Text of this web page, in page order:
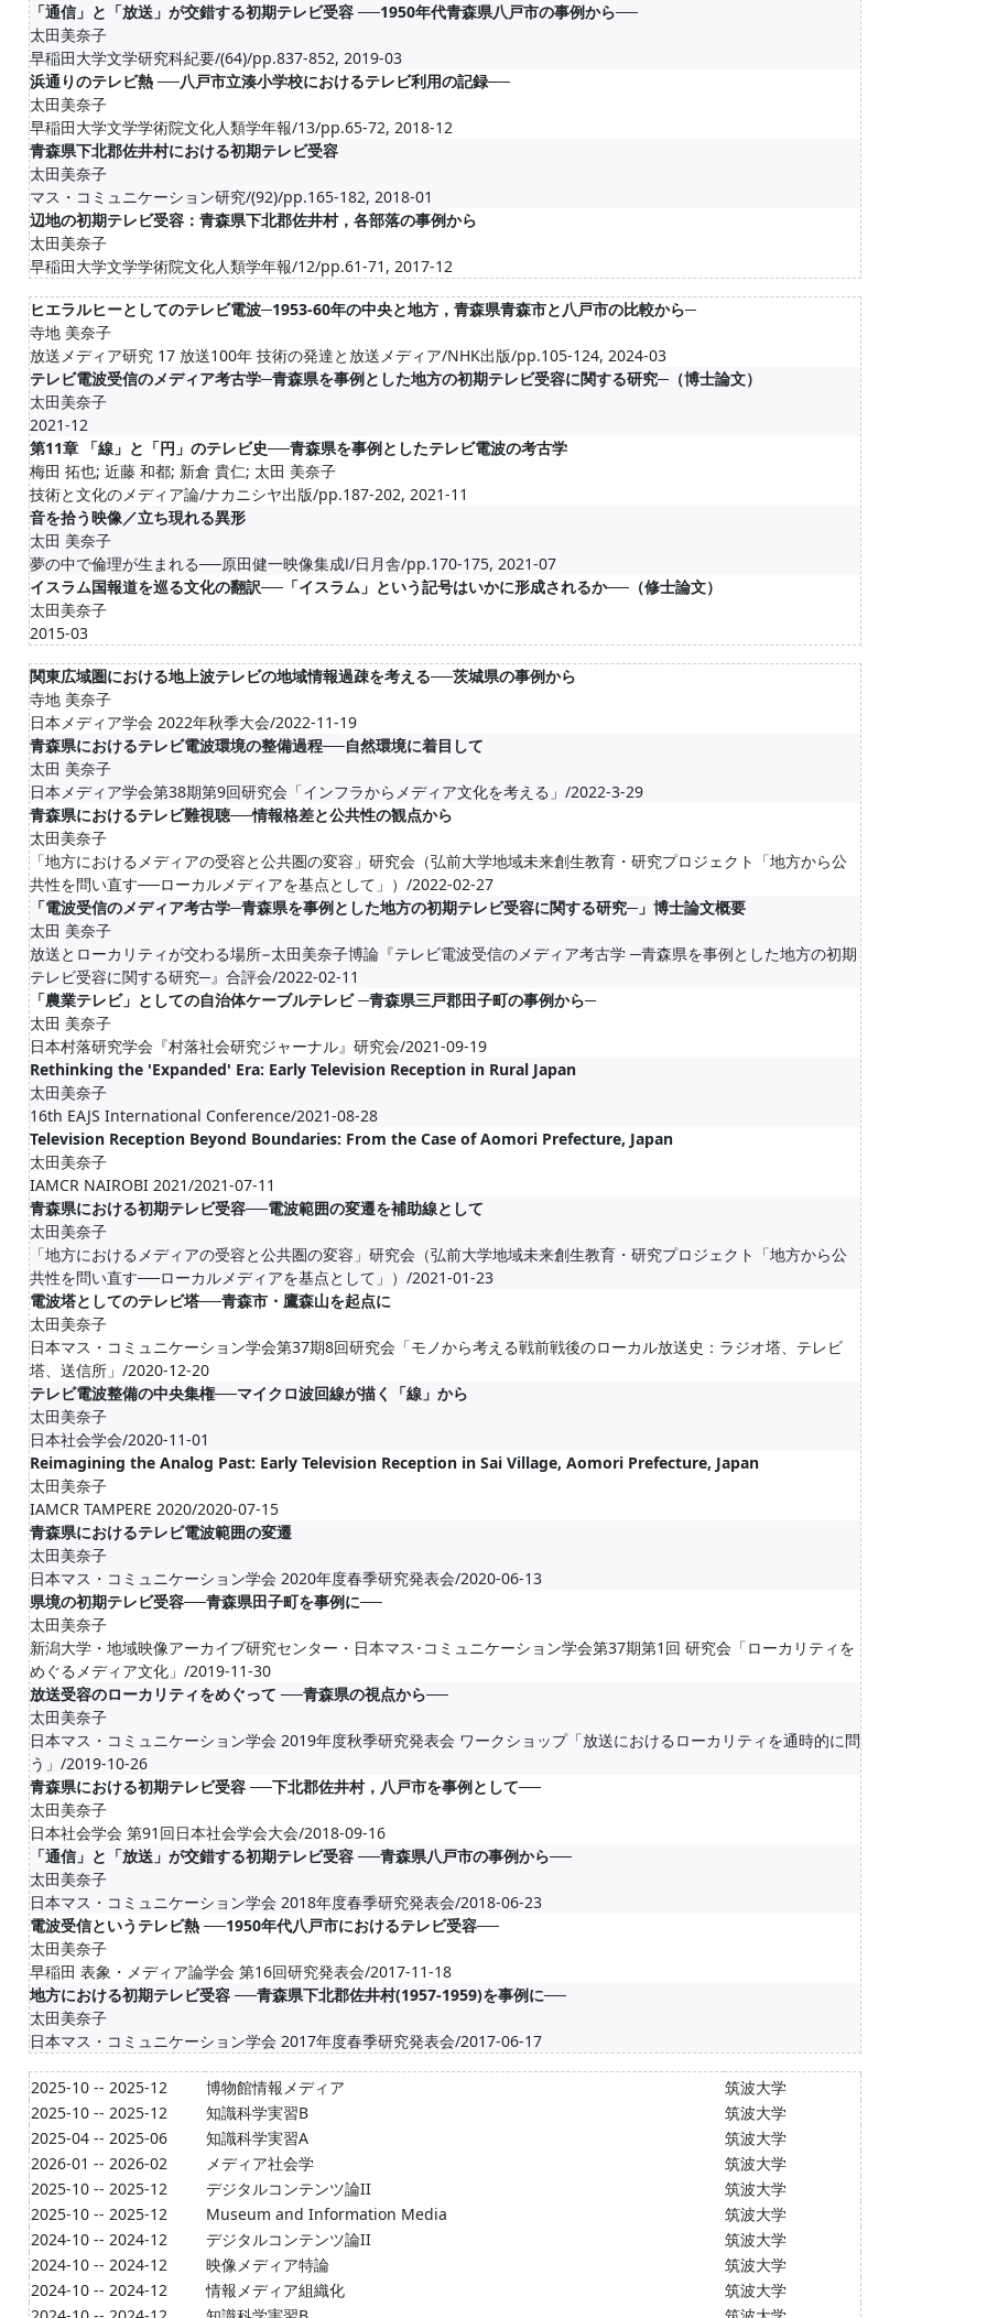
「通信」と「放送」が交錯する初期テレビ受容 ──1950年代青森県八戸市の事例から──
太田美奈子
早稲田大学文学研究科紀要/(64)/pp.837-852, 2019-03
浜通りのテレビ熱 ──八戸市立湊小学校におけるテレビ利用の記録──
太田美奈子
早稲田大学文学学術院文化人類学年報/13/pp.65-72, 2018-12
青森県下北郡佐井村における初期テレビ受容
太田美奈子
マス・コミュニケーション研究/(92)/pp.165-182, 2018-01
辺地の初期テレビ受容：青森県下北郡佐井村，各部落の事例から
太田美奈子
早稲田大学文学学術院文化人類学年報/12/pp.61-71, 2017-12
ヒエラルヒーとしてのテレビ電波─1953-60年の中央と地方，青森県青森市と八戸市の比較から─
寺地 美奈子
放送メディア研究 17 放送100年 技術の発達と放送メディア/NHK出版/pp.105-124, 2024-03
テレビ電波受信のメディア考古学─青森県を事例とした地方の初期テレビ受容に関する研究─（博士論文）
太田美奈子
2021-12
第11章 「線」と「円」のテレビ史──青森県を事例としたテレビ電波の考古学
梅田 拓也; 近藤 和都; 新倉 貴仁; 太田 美奈子
技術と文化のメディア論/ナカニシヤ出版/pp.187-202, 2021-11
音を拾う映像／立ち現れる異形
太田 美奈子
夢の中で倫理が生まれる──原田健一映像集成Ⅰ/日月舎/pp.170-175, 2021-07
イスラム国報道を巡る文化の翻訳──「イスラム」という記号はいかに形成されるか──（修士論文）
太田美奈子
2015-03
関東広域圏における地上波テレビの地域情報過疎を考える──茨城県の事例から
寺地 美奈子
日本メディア学会 2022年秋季大会/2022-11-19
青森県におけるテレビ電波環境の整備過程──自然環境に着目して
太田 美奈子
日本メディア学会第38期第9回研究会「インフラからメディア文化を考える」/2022-3-29
青森県におけるテレビ難視聴──情報格差と公共性の観点から
太田美奈子
「地方におけるメディアの受容と公共圏の変容」研究会（弘前大学地域未来創生教育・研究プロジェクト「地方から公
共性を問い直す──ローカルメディアを基点として」）/2022-02-27
「電波受信のメディア考古学─青森県を事例とした地方の初期テレビ受容に関する研究─」博士論文概要
太田 美奈子
放送とローカリティが交わる場所−太田美奈子博論『テレビ電波受信のメディア考古学 ─青森県を事例とした地方の初期
テレビ受容に関する研究─』合評会/2022-02-11
「農業テレビ」としての自治体ケーブルテレビ ─青森県三戸郡田子町の事例から─
太田 美奈子
日本村落研究学会『村落社会研究ジャーナル』研究会/2021-09-19
Rethinking the 'Expanded' Era: Early Television Reception in Rural Japan
太田美奈子
16th EAJS International Conference/2021-08-28
Television Reception Beyond Boundaries: From the Case of Aomori Prefecture, Japan
太田美奈子
IAMCR NAIROBI 2021/2021-07-11
青森県における初期テレビ受容──電波範囲の変遷を補助線として
太田美奈子
「地方におけるメディアの受容と公共圏の変容」研究会（弘前大学地域未来創生教育・研究プロジェクト「地方から公
共性を問い直す──ローカルメディアを基点として」）/2021-01-23
電波塔としてのテレビ塔──⻘森市・鷹森山を起点に
太田美奈子
日本マス・コミュニケーション学会第37期8回研究会「モノから考える戦前戦後のローカル放送史：ラジオ塔、テレビ
塔、送信所」/2020-12-20
テレビ電波整備の中央集権──マイクロ波回線が描く「線」から
太田美奈子
日本社会学会/2020-11-01
Reimagining the Analog Past: Early Television Reception in Sai Village, Aomori Prefecture, Japan
太田美奈子
IAMCR TAMPERE 2020/2020-07-15
青森県におけるテレビ電波範囲の変遷
太田美奈子
日本マス・コミュニケーション学会 2020年度春季研究発表会/2020-06-13
県境の初期テレビ受容──青森県田子町を事例に──
太田美奈子
新潟大学・地域映像アーカイブ研究センター・日本マス･コミュニケーション学会第37期第1回 研究会「ローカリティを
めぐるメディア文化」/2019-11-30
放送受容のローカリティをめぐって ──青森県の視点から──
太田美奈子
日本マス・コミュニケーション学会 2019年度秋季研究発表会 ワークショップ「放送におけるローカリティを通時的に問
う」/2019-10-26
青森県における初期テレビ受容 ──下北郡佐井村，八戸市を事例として──
太田美奈子
日本社会学会 第91回日本社会学会大会/2018-09-16
「通信」と「放送」が交錯する初期テレビ受容 ──青森県八戸市の事例から──
太田美奈子
日本マス・コミュニケーション学会 2018年度春季研究発表会/2018-06-23
電波受信というテレビ熱 ──1950年代八戸市におけるテレビ受容──
太田美奈子
早稲田 表象・メディア論学会 第16回研究発表会/2017-11-18
地方における初期テレビ受容 ──青森県下北郡佐井村(1957-1959)を事例に──
太田美奈子
日本マス・コミュニケーション学会 2017年度春季研究発表会/2017-06-17
2025-10 -- 2025-12 博物館情報メディア
筑波大学
2025-10 -- 2025-12
知識科学実習B
筑波大学
2025-04 -- 2025-06
知識科学実習A
筑波大学
2026-01 -- 2026-02
メディア社会学
筑波大学
2025-10 -- 2025-12
デジタルコンテンツ論II
筑波大学
2025-10 -- 2025-12
Museum and Information Media
筑波大学
2024-10 -- 2024-12
デジタルコンテンツ論II
筑波大学
2024-10 -- 2024-12
映像メディア特論
筑波大学
2024-10 -- 2024-12
情報メディア組織化
筑波大学